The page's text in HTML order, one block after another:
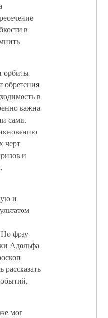
в
орбиты
обретения
в
важна
сами.
черт
и
и
Но фрау
Адольфа
мог